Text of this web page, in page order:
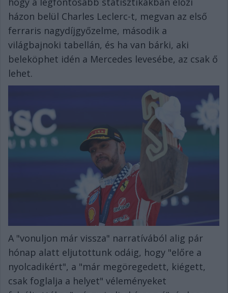
házon belül Charles Leclerc-t, megvan az első
ferraris nagydíjgyőzelme, második a
világbajnoki tabellán, és ha van bárki, aki
beleköphet idén a Mercedes levesébe, az csak ő
lehet.
A "vonuljon már vissza" narratívából alig pár
hónap alatt eljutottunk odáig, hogy "előre a
nyolcadikért", a "már megöregedett, kiégett,
csak foglalja a helyet" véleményeket